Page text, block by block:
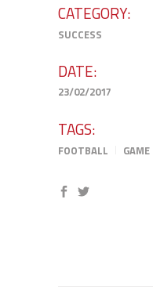
CATEGORY:
SUCCESS
DATE:
23/02/2017
TAGS:
FOOTBALL GAME